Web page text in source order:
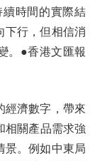
續時間的實際結
下行，但相信消
。●香港文匯報
濟數字，帶來
相關產品需求強
景。例如中東局